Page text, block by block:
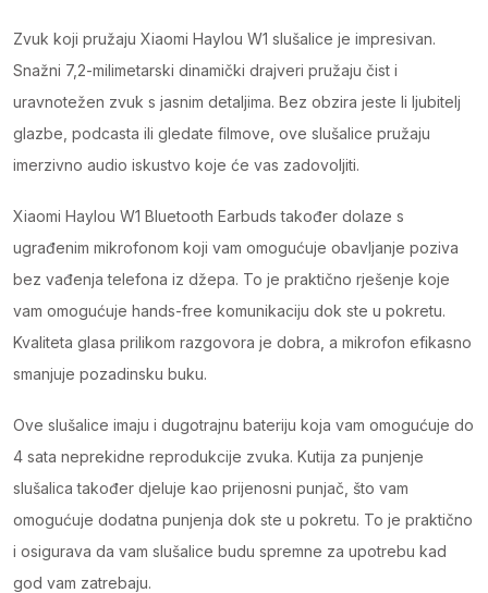
Zvuk koji pružaju Xiaomi Haylou W1 slušalice je impresivan.
Snažni 7,2-milimetarski dinamički drajveri pružaju čist i
uravnotežen zvuk s jasnim detaljima. Bez obzira jeste li ljubitelj
glazbe, podcasta ili gledate filmove, ove slušalice pružaju
imerzivno audio iskustvo koje će vas zadovoljiti.
Xiaomi Haylou W1 Bluetooth Earbuds također dolaze s
ugrađenim mikrofonom koji vam omogućuje obavljanje poziva
bez vađenja telefona iz džepa. To je praktično rješenje koje
vam omogućuje hands-free komunikaciju dok ste u pokretu.
Kvaliteta glasa prilikom razgovora je dobra, a mikrofon efikasno
smanjuje pozadinsku buku.
Ove slušalice imaju i dugotrajnu bateriju koja vam omogućuje do
4 sata neprekidne reprodukcije zvuka. Kutija za punjenje
slušalica također djeluje kao prijenosni punjač, što vam
omogućuje dodatna punjenja dok ste u pokretu. To je praktično
i osigurava da vam slušalice budu spremne za upotrebu kad
god vam zatrebaju.